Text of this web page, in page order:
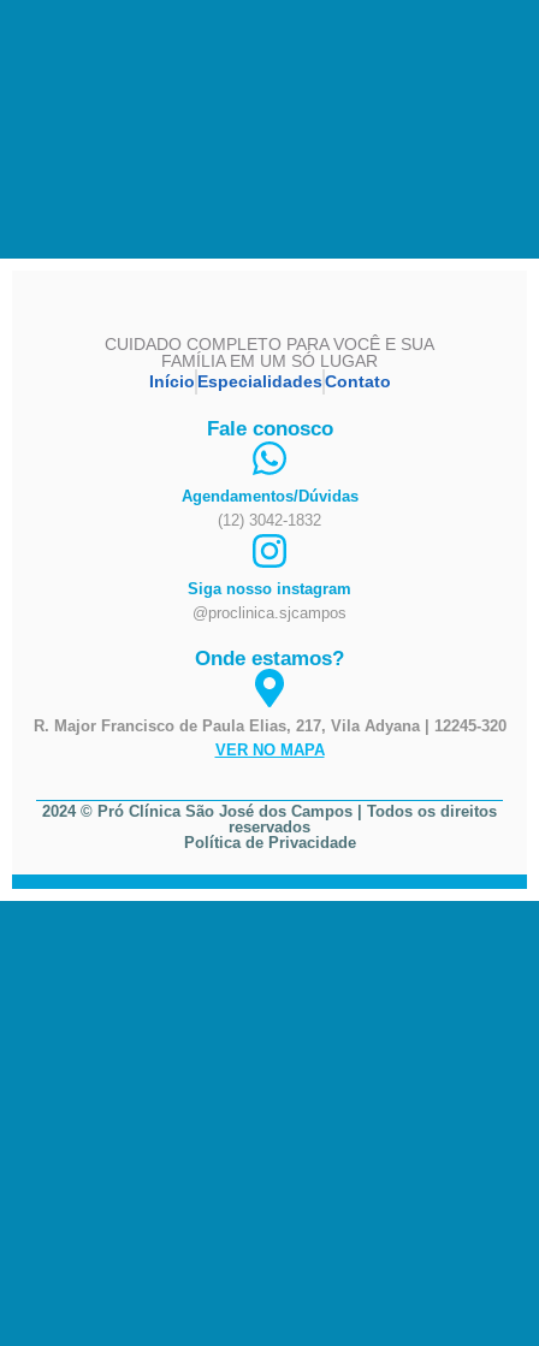
CUIDADO COMPLETO PARA VOCÊ E SUA
FAMÍLIA EM UM SÓ LUGAR
Início EspecialidadesContato
Fale conosco
Agendamentos/Dúvidas
(12) 3042-1832
Siga nosso instagram
@proclinica.sjcampos
Onde estamos?
R. Major Francisco de Paula Elias, 217, Vila Adyana | 12245-320
VER NO MAPA
2024 © Pró Clínica São José dos Campos | Todos os direitos
reservados
Política de Privacidade